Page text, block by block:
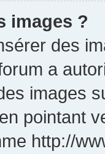
images ?
des
a
images
pointant
http://